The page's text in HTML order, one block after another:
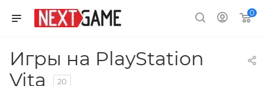
0
Игры на PlayStation
Vita
20